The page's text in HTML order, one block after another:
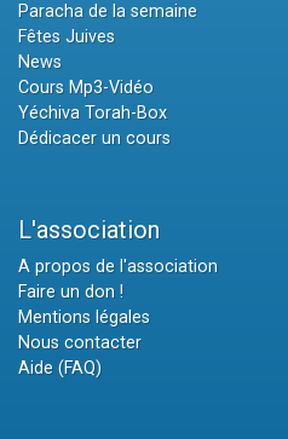
Paracha de la semaine
Fêtes Juives
News
Cours Mp3-Vidéo
Yéchiva Torah-Box
Dédicacer un cours
L'association
A propos de l'association
Faire un don !
Mentions légales
Nous contacter
Aide (FAQ)